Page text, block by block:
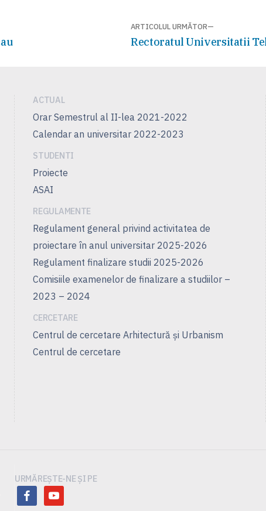
ARTICOLUL URMĂTOR
Articolul
Rectoratul Universitatii
ACTUAL
Orar Semestrul al II-lea 2021-2022
Calendar an universitar 2022-2023
STUDENTI
Proiecte
ASAI
REGULAMENTE
Regulament general privind activitatea de
proiectare în anul universitar 2025-2026
Regulament finalizare studii 2025-2026
Comisiile examenelor de finalizare a studiilor –
2023 – 2024
CERCETARE
Centrul de cercetare Arhitectură şi Urbanism
Centrul de cercetare
URMĂREȘTE-NE ȘI PE
facebookyoutube